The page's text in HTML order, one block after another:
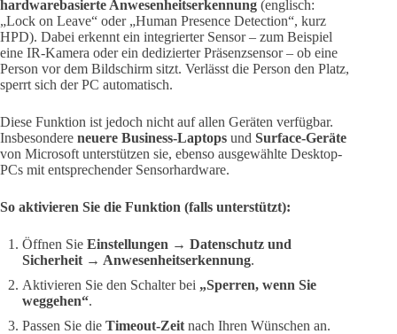
hardwarebasierte Anwesenheitserkennung (englisch:
„Lock on Leave“ oder „Human Presence Detection“, kurz
HPD). Dabei erkennt ein integrierter Sensor – zum Beispiel
eine IR-Kamera oder ein dedizierter Präsenzsensor – ob eine
Person vor dem Bildschirm sitzt. Verlässt die Person den Platz,
sperrt sich der PC automatisch.
Diese Funktion ist jedoch nicht auf allen Geräten verfügbar.
Insbesondere neuere Business-Laptops und Surface-Geräte
von Microsoft unterstützen sie, ebenso ausgewählte Desktop-
PCs mit entsprechender Sensorhardware.
So aktivieren Sie die Funktion (falls unterstützt):
Öffnen Sie Einstellungen → Datenschutz und
Sicherheit → Anwesenheitserkennung.
Aktivieren Sie den Schalter bei „Sperren, wenn Sie
weggehen“.
Passen Sie die Timeout-Zeit nach Ihren Wünschen an.